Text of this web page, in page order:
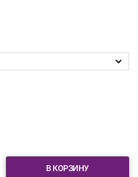
В КОРЗИНУ